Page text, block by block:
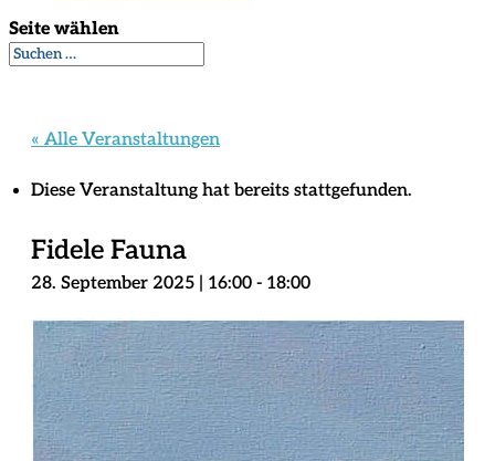
Seite wählen
« Alle Veranstaltungen
Diese Veranstaltung hat bereits stattgefunden.
Fidele Fauna
28. September 2025 | 16:00 - 18:00